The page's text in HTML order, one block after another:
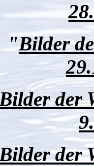
"Bilder
der
der